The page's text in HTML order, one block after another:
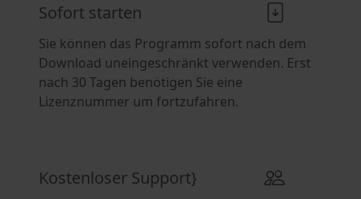
Sofort starten
Sie können das Programm sofort nach dem
Download uneingeschränkt verwenden. Erst
nach 30 Tagen benötigen Sie eine
Lizenznummer um fortzufahren.
Kostenloser Support}